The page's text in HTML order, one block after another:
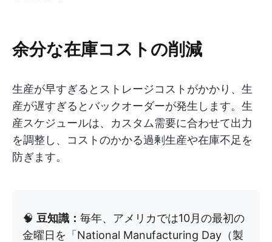
余分な在庫コストの削減
生産が早すぎるとストレージコストがかかり、生
産が遅すぎるとバックオーダーが発生します。生
産スケジュールは、カスタム需要に合わせて出力
を調整し、コストのかかる過剰生産や在庫不足を
防ぎます。
🧠 豆知識： 毎年、アメリカでは10月の最初の
金曜日を「National Manufacturing Day（製